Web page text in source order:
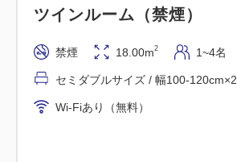
ツインルーム（禁煙）
禁煙 18.00m2 1~4名
セミダブルサイズ / 幅100-120cm×2
Wi-Fiあり（無料）